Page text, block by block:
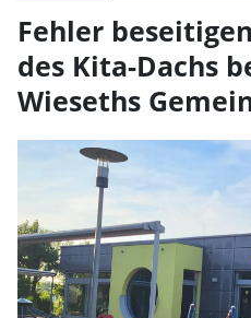
Fehler
des Kita-Dachs
Wieseths